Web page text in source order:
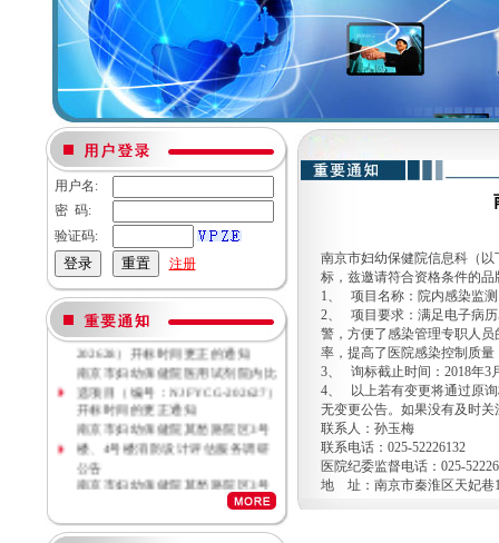
用户名:
密 码:
验证码:
注册
南京市妇幼保健院母乳库信息管理
系统院内比选项目（NJFYCG-
202628）开标时间更正的通知
南京市妇幼保健院医用试剂院内比
选项目（编号：NJFYCG-202627）
开标时间的更正通知
南京市妇幼保健院莫愁路院区3号
楼、4号楼消防设计评估服务调研
公告
南京市妇幼保健院莫愁路院区3号
楼、4号楼消防安全评估服务调研
南京市妇幼保健院丁家庄院区病理
南京市妇幼保健院信息科（
标，兹邀请符合资格条件的
1、 项目名称：院内感染监测
2、 项目要求：满足电子病
警，方便了感染管理专职人
率，提高了医院感染控制质
3、 询标截止时间：2018年3
4、 以上若有变更将通过原
无变更公告。如果没有及时
联系人：孙玉梅
联系电话：025-52226132
医院纪委监督电话：025-
地 址：南京市秦淮区天妃巷